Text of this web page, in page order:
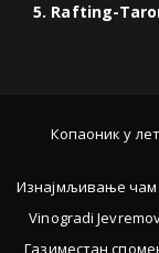
5. Rafting-
Копаоник у
Изнајмљивање
Vinogradi
Газиместан